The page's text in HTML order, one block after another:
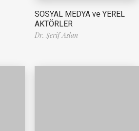
SOSYAL MEDYA ve YEREL
AKTÖRLER
Dr. Şerif Aslan